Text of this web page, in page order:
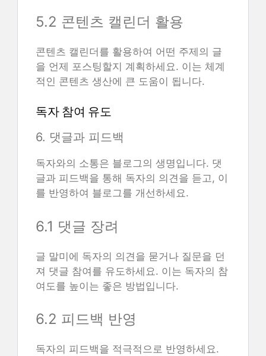
5.2 콘텐츠 캘린더 활용
콘텐츠 캘린더를 활용하여 어떤 주제의 글
을 언제 포스팅할지 계획하세요. 이는 체계
적인 콘텐츠 생산에 큰 도움이 됩니다.
독자 참여 유도
6. 댓글과 피드백
독자와의 소통은 블로그의 생명입니다. 댓
글과 피드백을 통해 독자의 의견을 듣고, 이
를 반영하여 블로그를 개선하세요.
6.1 댓글 장려
글 말미에 독자의 의견을 묻거나 질문을 던
져 댓글 참여를 유도하세요. 이는 독자의 참
여도를 높이는 좋은 방법입니다.
6.2 피드백 반영
독자의 피드백을 적극적으로 반영하세요.